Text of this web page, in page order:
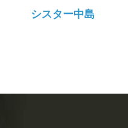
シスター中島